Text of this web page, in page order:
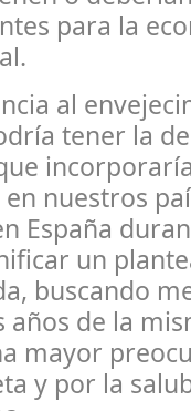
para la
al
tener la
nuestros
España
un
buscando
de la
mayor
y por la